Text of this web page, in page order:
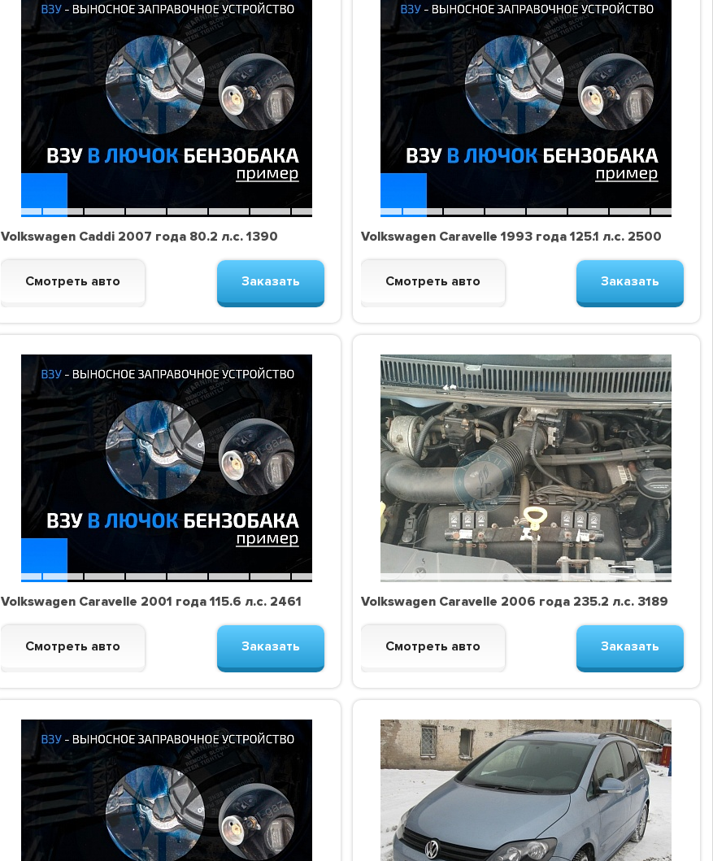
Volkswagen Caddi 2007 года 80.2 л.с. 1390
Смотреть авто Заказать
Volkswagen Caravelle 1993 года 125.1 л.с. 2500
Смотреть авто Заказать
Volkswagen Caravelle 2001 года 115.6 л.с. 2461
Смотреть авто Заказать
Volkswagen Caravelle 2006 года 235.2 л.с. 3189
Смотреть авто Заказать